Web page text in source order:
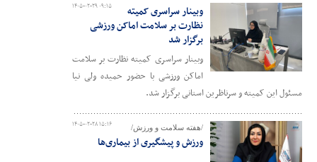
۱۴۰۵-۰۲-۲۹ ۰۹:۱۵
وبینار سراسری کمیته
نظارت بر سلامت اماکن ورزشی
برگزار شد
وبینار سراسری کمیته نظارت بر سلامت
اماکن ورزشی با حضور حمیده ولی نیا
مسئول این کمیته و سرناظرین استانی برگزار شد.
۱۴۰۵-۰۲-۲۸ ۱۵:۱۶ /هفته سلامت و ورزش/
ورزش و پیشگیری از بیماری‌ها